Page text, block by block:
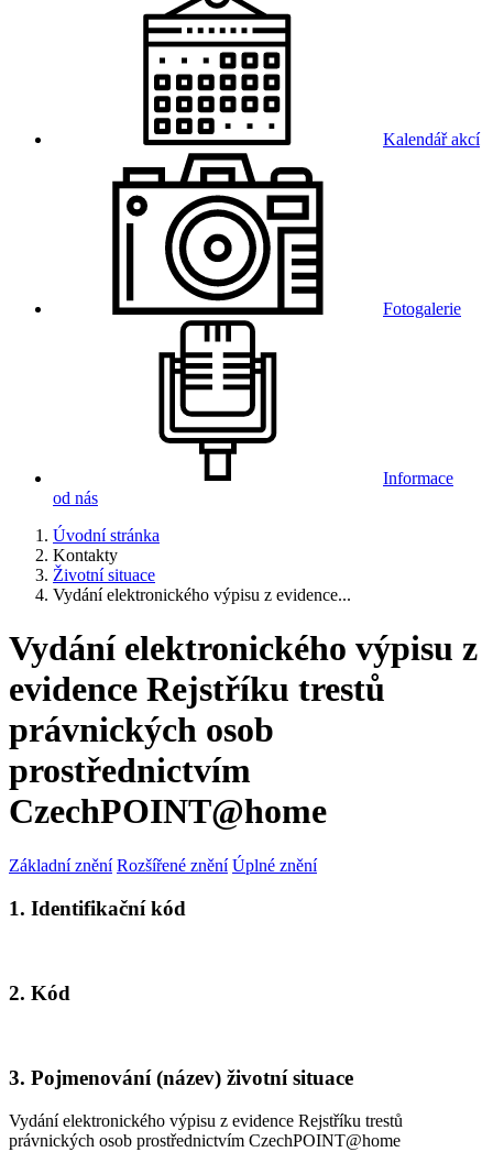
Kalendář akcí
Fotogalerie
Informace
od nás
Úvodní stránka
Kontakty
Životní situace
Vydání elektronického výpisu z evidence...
Vydání elektronického výpisu z
evidence Rejstříku trestů
právnických osob
prostřednictvím
CzechPOINT@home
Základní znění Rozšířené znění Úplné znění
1. Identifikační kód
2. Kód
3. Pojmenování (název) životní situace
Vydání elektronického výpisu z evidence Rejstříku trestů
právnických osob prostřednictvím CzechPOINT@home